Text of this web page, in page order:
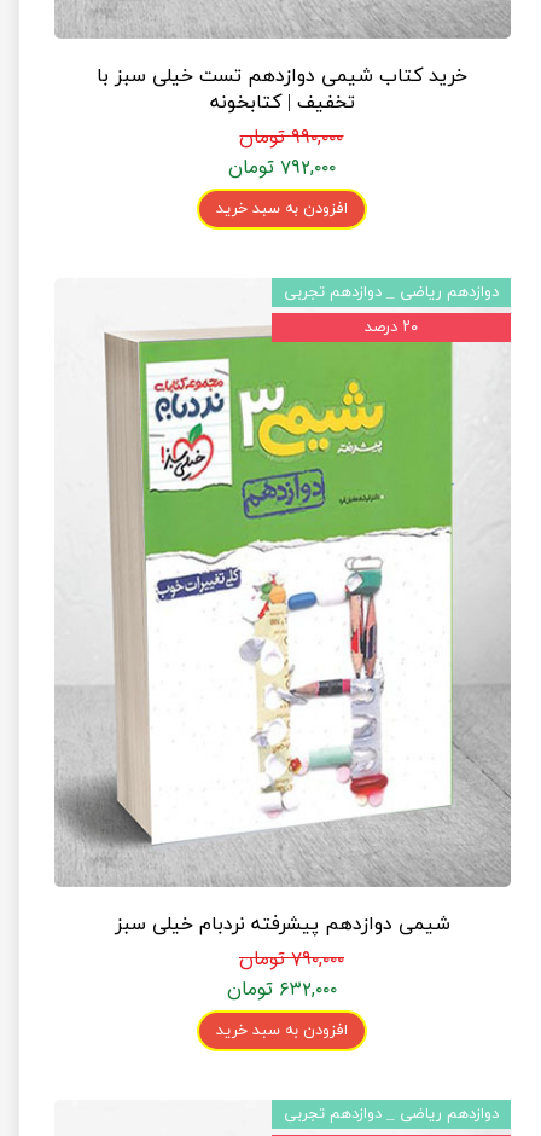
خرید کتاب شیمی دوازدهم تست خیلی سبز با
تخفیف | کتابخونه
۹۹۰,۰۰۰ تومان
۷۹۲,۰۰۰ تومان
افزودن به سبد خرید
شیمی دوازدهم پیشرفته نردبام خیلی سبز
۷۹۰,۰۰۰ تومان
۶۳۲,۰۰۰ تومان
افزودن به سبد خرید
دوازدهم ریاضی _ دوازدهم تجربی
۲۰ درصد
دوازدهم ریاضی _ دوازدهم تجربی